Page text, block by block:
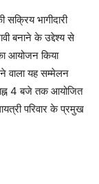
भागीदारी
बनाने के उद्देश्य से
आयोजन किया
वाला यह सम्मेलन
4 बजे तक आयोजित
परिवार के प्रमुख